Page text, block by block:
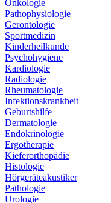
Onkologie
Pathophysiologie
Gerontologie
Sportmedizin
Kinderheilkunde
Psychohygiene
Kardiologie
Radiologie
Rheumatologie
Infektionskrankheit
Geburtshilfe
Dermatologie
Endokrinologie
Ergotherapie
Kieferorthopädie
Histologie
Hörgeräteakustiker
Pathologie
Urologie